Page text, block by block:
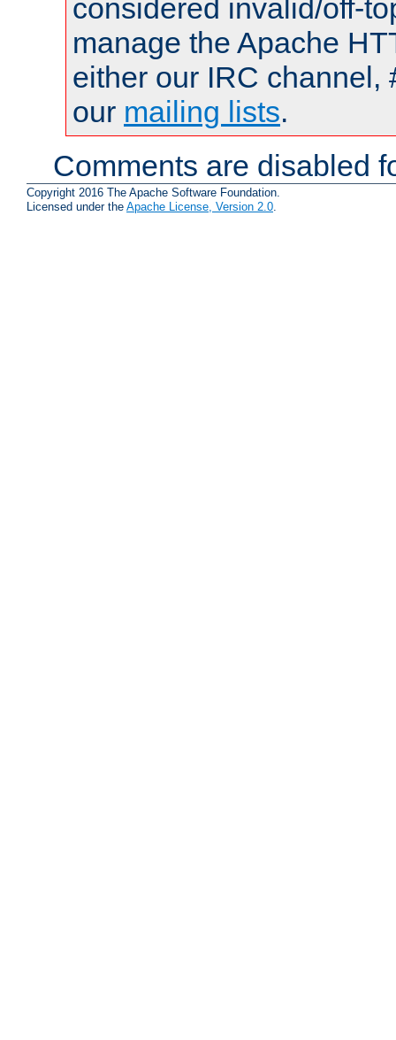
considered invalid/off-
manage the Apache
either our IRC channel,
our mailing lists.
Comments are disabled
Copyright 2016 The Apache Software Foundation.
Licensed under the Apache License, Version 2.0.